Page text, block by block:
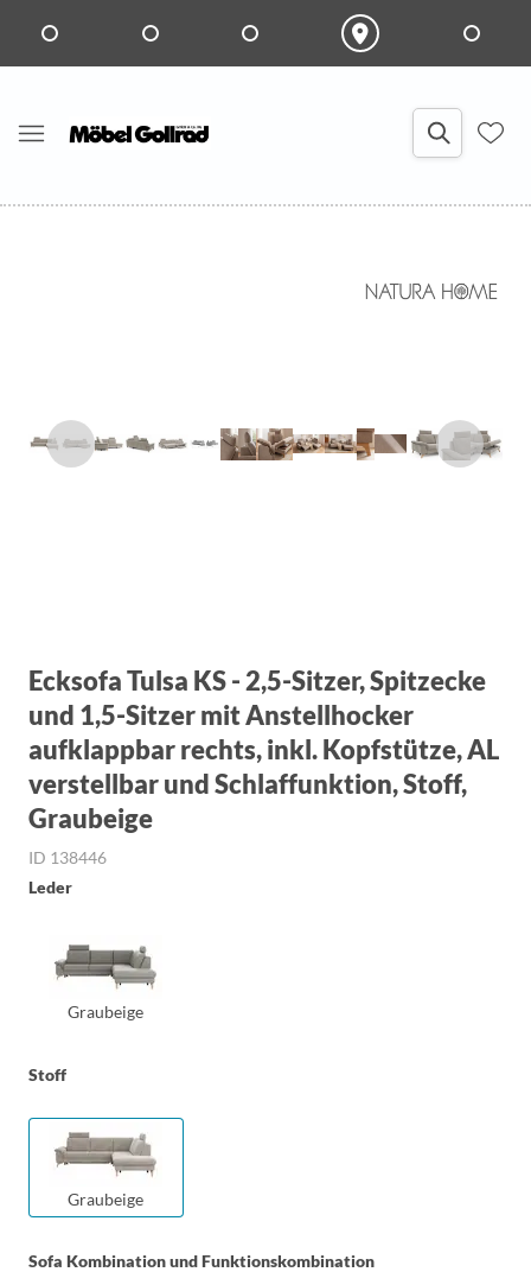
Ecksofa Tulsa KS - 2,5-Sitzer, Spitzecke
und 1,5-Sitzer mit Anstellhocker
aufklappbar rechts, inkl. Kopfstütze, AL
verstellbar und Schlaffunktion, Stoff,
Graubeige
ID 138446
Leder
Graubeige
Stoff
Graubeige
Sofa Kombination und Funktionskombination